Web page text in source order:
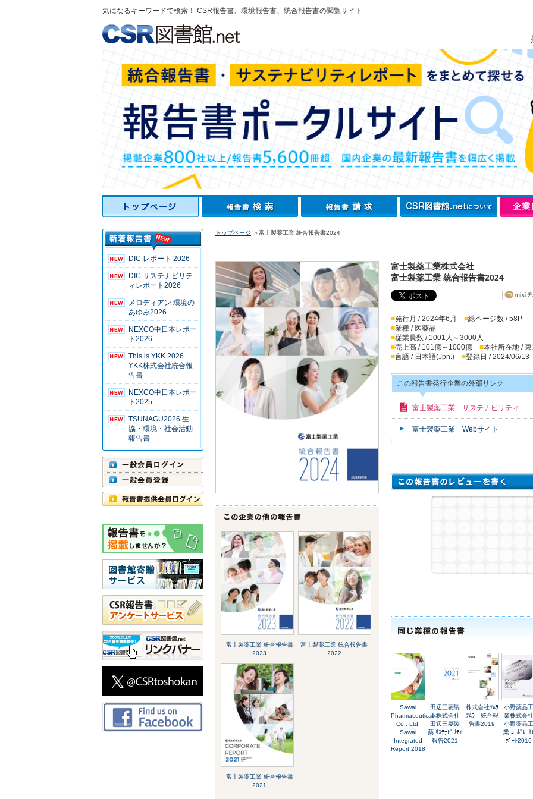
気になるキーワードで検索！ CSR報告書、環境報告書、統合報告書の閲覧サイト
DIC レポート 2026
DIC サステナビリテ
ィレポート2026
メロディアン 環境の
あゆみ2026
NEXCO中日本レポー
ト2026
This is YKK 2026
YKK株式会社統合報
告書
NEXCO中日本レポー
ト2025
TSUNAGU2026 生
協・環境・社会活動
報告書
トップページ ＞富士製薬工業 統合報告書2024
富士製薬工業 統合報告書
2023
富士製薬工業 統合報告書
2022
富士製薬工業 統合報告書
2021
富士製薬工業株式会社
富士製薬工業 統合報告書2024
■発行月 / 2024年6月 ■総ページ数 / 58P
■業種 / 医薬品
■従業員数 / 1001人～3000人
■売上高 / 101億～1000億 ■本社所在地 /
■言語 / 日本語(Jpn.) ■登録日 / 2024/06/13
この報告書発行企業の外部リンク
富士製薬工業 サステナビリティ
富士製薬工業 Webサイト
Sawai
Pharmaceutical
Co., Ltd.
Sawai
Integrated
Report 2018
田辺三菱製
薬株式会社
田辺三菱製
薬 ｻｽﾃﾅﾋﾞﾘﾃｨ
報告2021
株式会社ﾂﾑﾗ
ﾂﾑﾗ 統合報
告書2019
小野薬品工
業株式会社
小野薬品工
業 ｺｰﾎﾟﾚｰﾄ
ﾎﾟｰﾄ2016